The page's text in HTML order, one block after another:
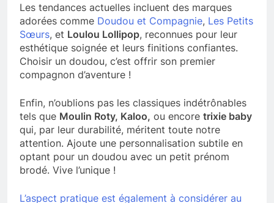
Les tendances actuelles incluent des marques
adorées comme Doudou et Compagnie, Les Petits
Sœurs, et Loulou Lollipop, reconnues pour leur
esthétique soignée et leurs finitions confiantes.
Choisir un doudou, c’est offrir son premier
compagnon d’aventure !
Enfin, n’oublions pas les classiques indétrônables
tels que Moulin Roty, Kaloo, ou encore trixie baby
qui, par leur durabilité, méritent toute notre
attention. Ajoute une personnalisation subtile en
optant pour un doudou avec un petit prénom
brodé. Vive l’unique !
L’aspect pratique est également à considérer au